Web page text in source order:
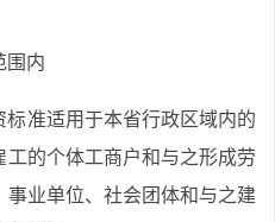
围内
准适用于本省行政区域内的
的个体工商户和与之形成劳
业单位、社会团体和与之建